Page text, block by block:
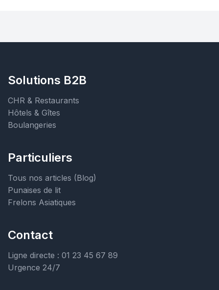
Solutions B2B
CHR & Restaurants
Hôtels & Gîtes
Boulangeries
Particuliers
Tous nos articles (Blog)
Punaises de lit
Frelons Asiatiques
Contact
Ligne directe : 01 23 45 67 89
Urgence 24/7